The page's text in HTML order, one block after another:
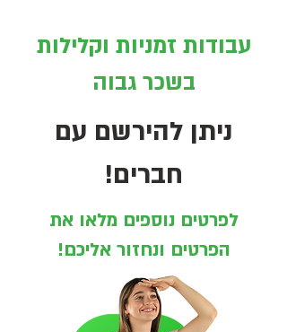
עבודות זמניות וקלילות
בשכר גבוה
ניתן להירשם עם
חברים!
לפרטים נוספים מלאו את
הפרטים ונחזור אליכם!